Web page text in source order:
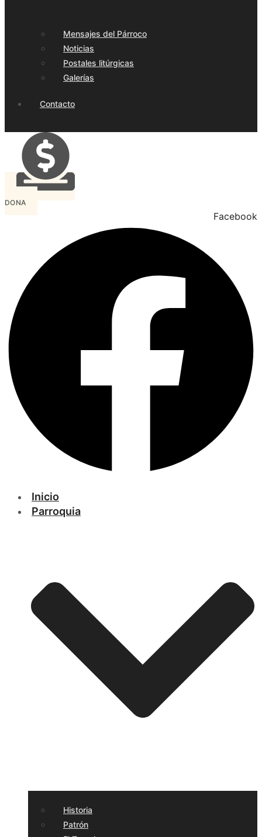
Mensajes del Párroco
Noticias
Postales litúrgicas
Galerías
Contacto
DONA
Facebook
Inicio
Parroquia
Historia
Patrón